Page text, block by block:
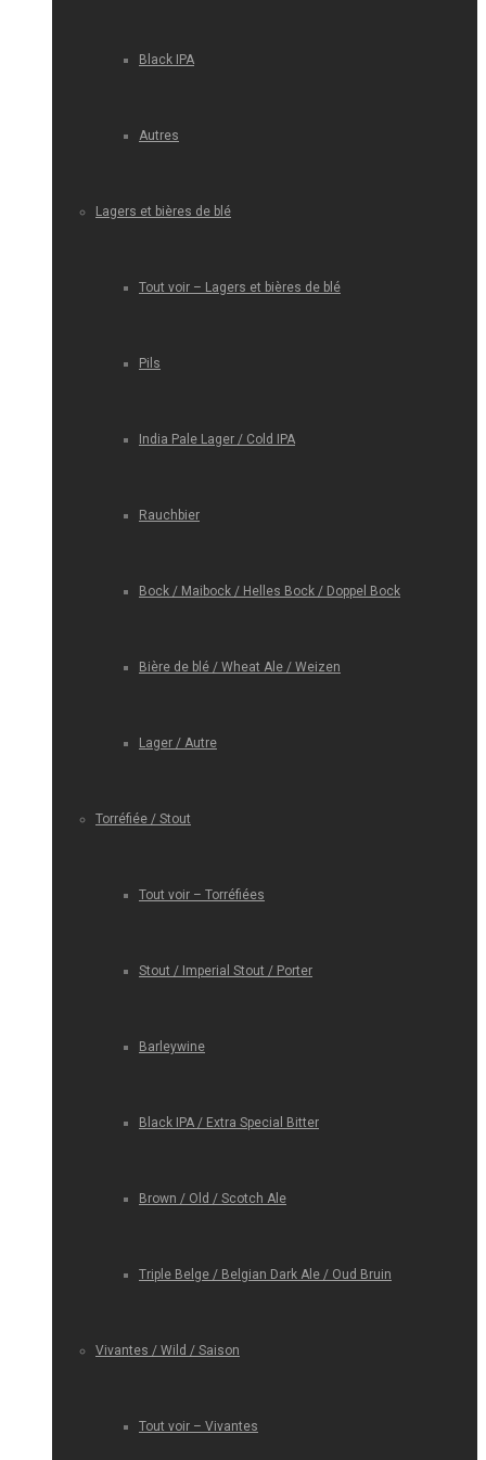
Black IPA
Autres
Lagers et bières de blé
Tout voir – Lagers et bières de blé
Pils
India Pale Lager / Cold IPA
Rauchbier
Bock / Maibock / Helles Bock / Doppel Bock
Bière de blé / Wheat Ale / Weizen
Lager / Autre
Torréfiée / Stout
Tout voir – Torréfiées
Stout / Imperial Stout / Porter
Barleywine
Black IPA / Extra Special Bitter
Brown / Old / Scotch Ale
Triple Belge / Belgian Dark Ale / Oud Bruin
Vivantes / Wild / Saison
Tout voir – Vivantes